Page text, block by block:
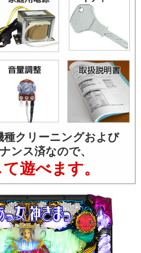
種クリーニングおよび
ンス済なので、
遊べます。